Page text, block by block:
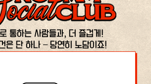
통하는 사람들과, 더 즐겁게!
은 단 하나 – 당연히 노담이죠!